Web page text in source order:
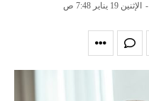
- الإثنين 19 يناير 7:48 ص